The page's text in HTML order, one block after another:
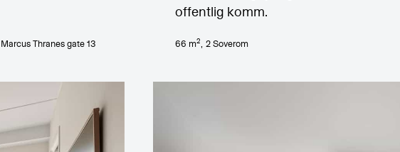
Marcus Thranes gate 13
offentlig komm.
66 m2, 2Soverom